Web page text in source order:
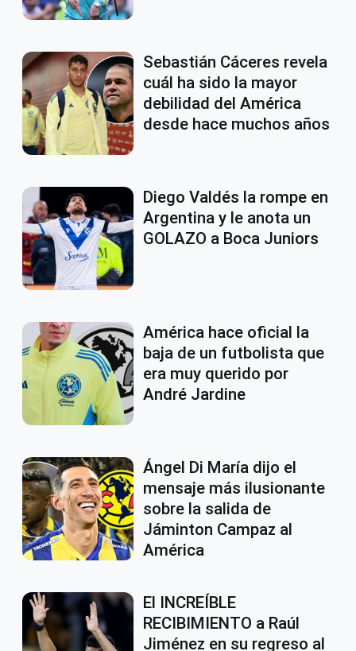
Sebastián Cáceres revela
cuál ha sido la mayor
debilidad del América
desde hace muchos años
Diego Valdés la rompe en
Argentina y le anota un
GOLAZO a Boca Juniors
América hace oficial la
baja de un futbolista que
era muy querido por
André Jardine
Ángel Di María dijo el
mensaje más ilusionante
sobre la salida de
Jáminton Campaz al
América
El INCREÍBLE
RECIBIMIENTO a Raúl
Jiménez en su regreso al